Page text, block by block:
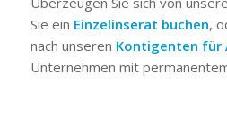
Sie ein Einzelinserat buchen,
nach unseren Kontigenten für
Unternehmen mit